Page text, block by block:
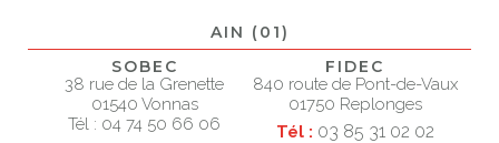
AIN (01)
SOBEC
38 rue de la Grenette
01540 Vonnas
Tél : 04 74 50 66 06
FIDEC
840 route de Pont-de-Vaux
01750 Replonges
Tél : 03 85 31 02 02